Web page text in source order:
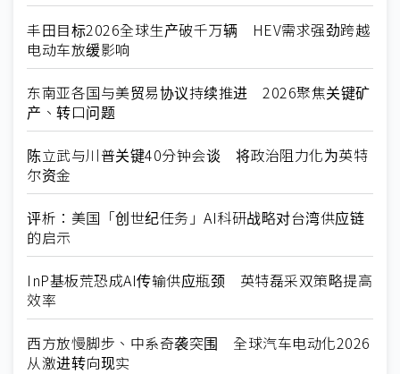
丰田目标2026全球生产破千万辆 HEV需求强劲跨越
电动车放缓影响
东南亚各国与美贸易协议持续推进 2026聚焦关键矿
产、转口问题
陈立武与川普关键40分钟会谈 将政治阻力化为英特
尔资金
评析：美国「创世纪任务」AI科研战略对台湾供应链
的启示
InP基板荒恐成AI传输供应瓶颈 英特磊采双策略提高
效率
西方放慢脚步、中系奇袭突围 全球汽车电动化2026
从激进转向现实